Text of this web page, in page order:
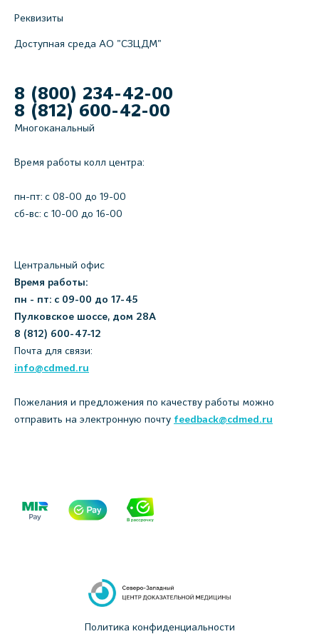
Реквизиты
Доступная среда АО "СЗЦДМ"
8 (800) 234-42-00
8 (812) 600-42-00
Многоканальный
Время работы колл центра:
пн-пт: c 08-00 до 19-00
сб-вс: с 10-00 до 16-00
Центральный офис
Время работы:
пн - пт: с 09-00 до 17-45
Пулковское шоссе, дом 28А
8 (812) 600-47-12
Почта для связи:
info@cdmed.ru
Пожелания и предложения по качеству работы можно
отправить на электронную почту feedback@cdmed.ru
Политика конфиденциальности